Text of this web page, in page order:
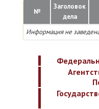
№
Заголовок
дела
Информация не